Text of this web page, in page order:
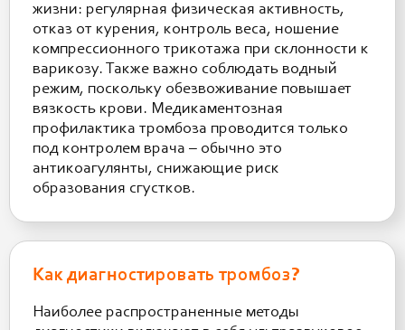
жизни: регулярная физическая активность,
отказ от курения, контроль веса, ношение
компрессионного трикотажа при склонности к
варикозу. Также важно соблюдать водный
режим, поскольку обезвоживание повышает
вязкость крови. Медикаментозная
профилактика тромбоза проводится только
под контролем врача – обычно это
антикоагулянты, снижающие риск
образования сгустков.
Как диагностировать тромбоз?
Наиболее распространенные методы